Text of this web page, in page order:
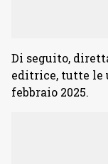
Di seguito,
editrice, tutte le
febbraio 2025.